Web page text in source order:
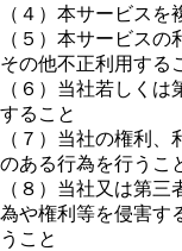
（４）本サービス
（５）本サービスの
その他不正利用する
（６）当社若しく
すること
（７）当社の権利
のある行為を行うこ
（８）当社又は第
為や権利等を侵害す
うこと